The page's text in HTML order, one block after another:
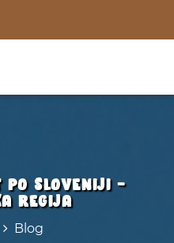
po Sloveniji -
regija
Blog